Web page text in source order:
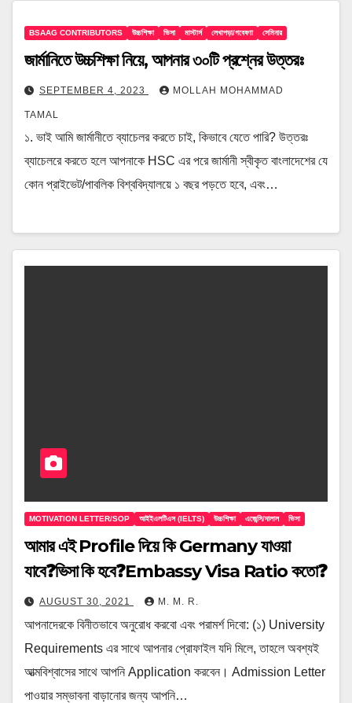
BSAAG CONTRIBUTORS উচ্চশিক্ষা ভিসা মাস্টার্স লেখাপড়া/গবেষণা সেমিনার
জার্মানিতে উচ্চশিক্ষা নিয়ে, আপনার ৩০টি প্রশ্নের উত্তরঃ
SEPTEMBER 4, 2023 MOLLAH MOHAMMAD
TAMAL
১. ভাই আমি জার্মানীতে ব্যাচেলর করতে চাই, কিভাবে যেতে পারি? উত্তরঃ
ব্যাচেলরে করতে হলে আপনাকে HSC এর পরে জার্মানী স্বীকৃত বাংলাদেশের যে
কোন প্রাইভেট/পাবলিক বিশ্ববিদ্যালয়ে ১ বছর পড়তে হবে, এবং…
MOTIVATION LETTER/SOP আইইএলটিএস (IELTS) উচ্চশিক্ষা এজেন্সি/দালাল ভিসা
আমার এই Profile দিয়ে কি Germany যাওয়া
যাবে❓ভিসা কি হবে❓Embassy Visa Ratio কতো❓
AUGUST 30, 2021 M. M. R.
আপনাদেরকে বিনীতভাবে অনুরোধ করবো এবং পরামর্শ দিবো: (১) University
Requirements এর সাথে আপনার প্রোফাইল যদি মিলে, তাহলে অবশ্যই
আত্মবিশ্বাসের সাথে আপনি Application করবেন। Admission Letter
পাওয়ার সম্ভাবনা বাড়ানোর জন্য আপনি…